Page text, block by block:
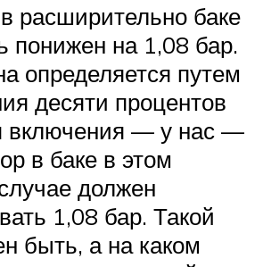
расширительно баке
понижен на 1,08 бар.
определяется путем
десяти процентов
включения — у нас —
в баке в этом
должен
1,08 бар. Такой
быть, а на каком